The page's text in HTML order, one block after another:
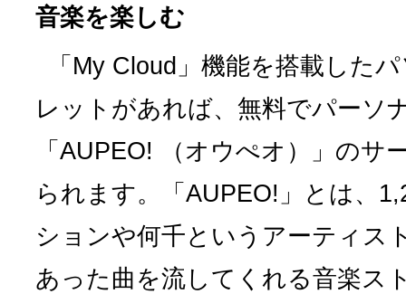
音楽を楽しむ
「My Cloud」機能を搭載した
レットがあれば、無料でパーソ
「AUPEO! （オウぺオ）」のサ
られます。「AUPEO!」とは、
ションや何千というアーティス
あった曲を流してくれる音楽ス